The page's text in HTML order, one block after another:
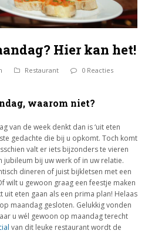
Hier kan het!
Restaurant 0 Reacties
waarom niet?
van de week denkt dan is ‘uit eten
gedachte die bij u opkomt. Toch komt
valt er iets bijzonders te vieren
jubileum bij uw werk of in uw relatie.
dineren of juist bijkletsen met een
wilt u gewoon graag een feestje maken
uit eten gaan als een prima plan! Helaas
maandag gesloten. Gelukkig vonden
u wél gewoon op maandag terecht
van dit leuke restaurant wordt de